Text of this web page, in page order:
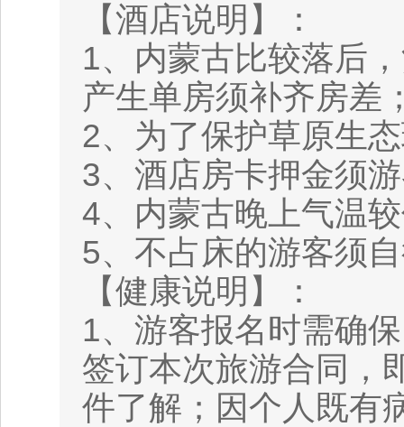
【酒店说明】：
1、内蒙古比较落后
产生单房须补齐房差
2、为了保护草原生
3、酒店房卡押金须
4、内蒙古晚上气温
5、不占床的游客须
【健康说明】：
1、游客报名时需确
签订本次旅游合同，
件了解；因个人既有